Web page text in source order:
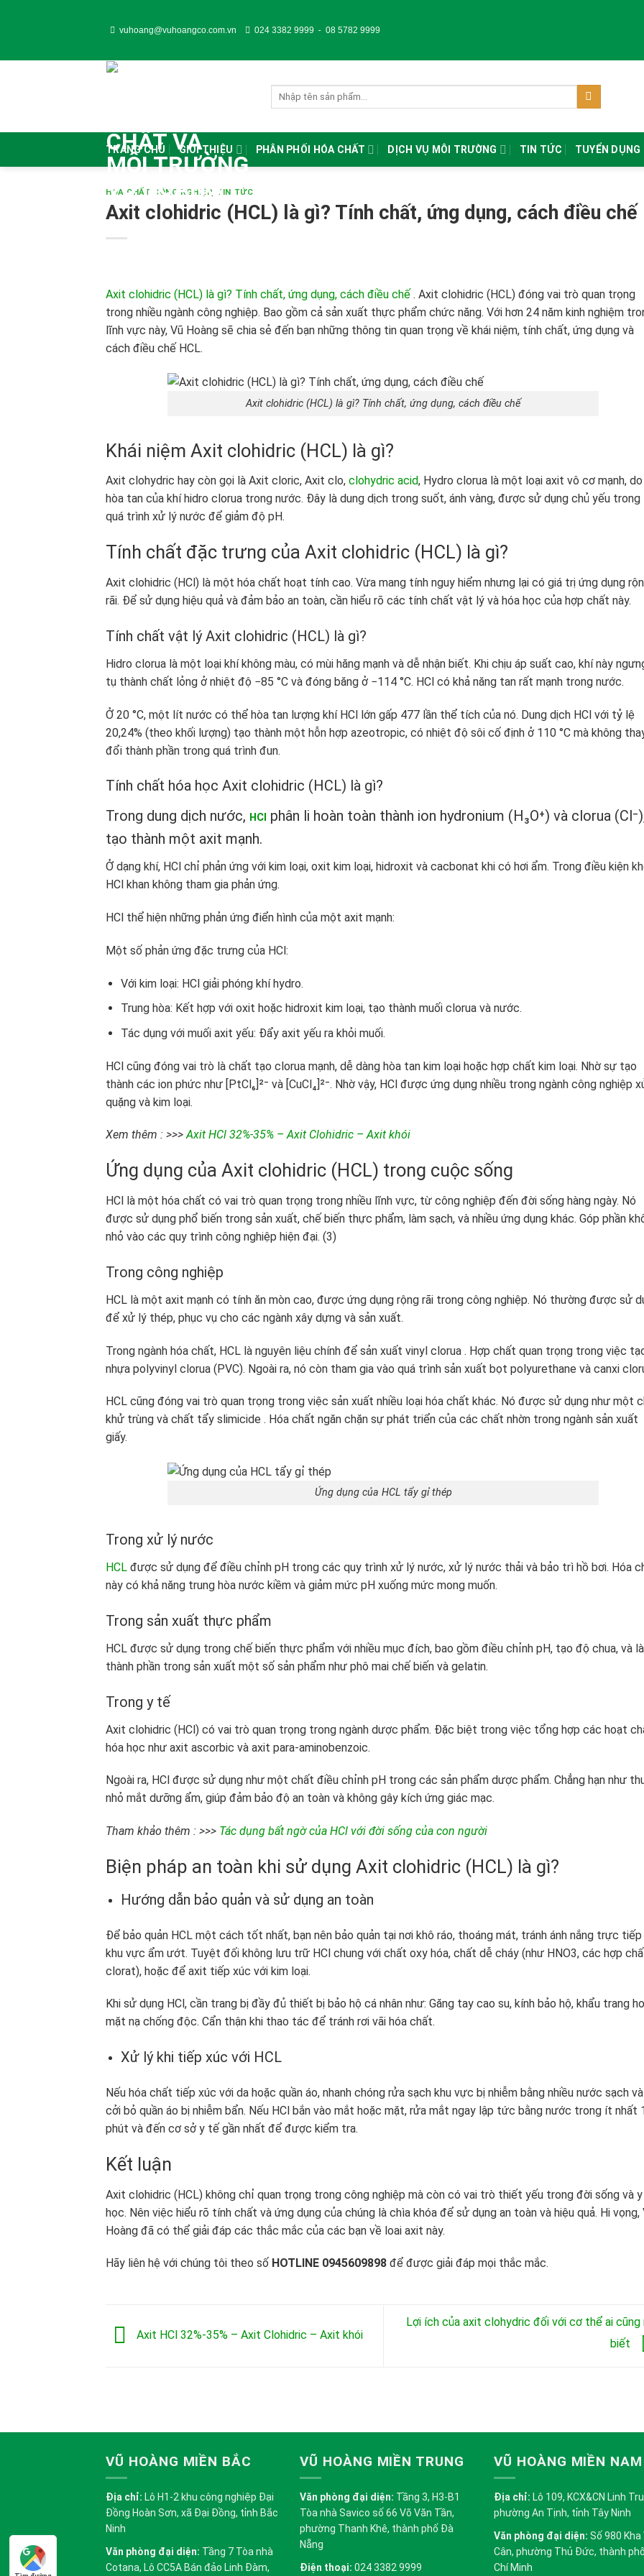
vuhoang@vuhoangco.com.vn 024 3382 9999 - 08 5782 9999
TRANG CHỦ GIỚI THIỆU PHÂN PHỐI HÓA CHẤT DỊCH VỤ MÔI TRƯỜNG TIN TỨC TUYỂN DỤNG
HÓA CHẤT CÔNG NGHIỆP, TIN TỨC
Axit clohidric (HCL) là gì? Tính chất, ứng dụng, cách điều chế
Axit clohidric (HCL) là gì? Tính chất, ứng dụng, cách điều chế . Axit clohidric (HCL) đóng vai trò quan trọng
trong nhiều ngành công nghiệp. Bao gồm cả sản xuất thực phẩm chức năng. Với hơn 24 năm kinh nghiệm
lĩnh vực này, Vũ Hoàng sẽ chia sẻ đến bạn những thông tin quan trọng về khái niệm, tính chất, ứng dụng và
cách điều chế HCL.
Axit clohidric (HCL) là gì? Tính chất, ứng dụng, cách điều chế
Khái niệm Axit clohidric (HCL) là gì?
Axit clohydric hay còn gọi là Axit cloric, Axit clo, clohydric acid, Hydro clorua là một loại axit vô cơ mạnh,
hòa tan của khí hidro clorua trong nước. Đây là dung dịch trong suốt, ánh vàng, được sử dụng chủ yếu trong
quá trình xử lý nước để giảm độ pH.
Tính chất đặc trưng của Axit clohidric (HCL) là gì?
Axit clohidric (HCl) là một hóa chất hoạt tính cao. Vừa mang tính nguy hiểm nhưng lại có giá trị ứng dụng
rãi. Để sử dụng hiệu quả và đảm bảo an toàn, cần hiểu rõ các tính chất vật lý và hóa học của hợp chất này.
Tính chất vật lý Axit clohidric (HCL) là gì?
Hidro clorua là một loại khí không màu, có mùi hăng mạnh và dễ nhận biết. Khi chịu áp suất cao, khí này
tụ thành chất lỏng ở nhiệt độ −85 °C và đóng băng ở −114 °C. HCl có khả năng tan rất mạnh trong nước.
Ở 20 °C, một lít nước có thể hòa tan lượng khí HCl lớn gấp 477 lần thể tích của nó. Dung dịch HCl với tỷ lệ
20,24% (theo khối lượng) tạo thành một hỗn hợp azeotropic, có nhiệt độ sôi cố định ở 110 °C mà không
đổi thành phần trong quá trình đun.
Tính chất hóa học Axit clohidric (HCL) là gì?
Trong dung dịch nước, HCl phân li hoàn toàn thành ion hydronium (H₃O⁺) và clorua
tạo thành một axit mạnh.
Ở dạng khí, HCl chỉ phản ứng với kim loại, oxit kim loại, hidroxit và cacbonat khi có hơi ẩm. Trong điều kiện
HCl khan không tham gia phản ứng.
HCl thể hiện những phản ứng điển hình của một axit mạnh:
Một số phản ứng đặc trưng của HCl:
Với kim loại: HCl giải phóng khí hydro.
Trung hòa: Kết hợp với oxit hoặc hidroxit kim loại, tạo thành muối clorua và nước.
Tác dụng với muối axit yếu: Đẩy axit yếu ra khỏi muối.
HCl cũng đóng vai trò là chất tạo clorua mạnh, dễ dàng hòa tan kim loại hoặc hợp chất kim loại. Nhờ sự tạo
thành các ion phức như [PtCl₆]²⁻ và [CuCl₄]²⁻. Nhờ vậy, HCl được ứng dụng nhiều trong ngành công nghiệp
quặng và kim loại.
Xem thêm : >>>Axit HCl 32%-35% – Axit Clohidric – Axit khói
Ứng dụng của Axit clohidric (HCL) trong cuộc sống
HCl là một hóa chất có vai trò quan trọng trong nhiều lĩnh vực, từ công nghiệp đến đời sống hàng ngày. Nó
được sử dụng phổ biến trong sản xuất, chế biến thực phẩm, làm sạch, và nhiều ứng dụng khác. Góp phần
nhỏ vào các quy trình công nghiệp hiện đại. (3)
Trong công nghiệp
HCL là một axit mạnh có tính ăn mòn cao, được ứng dụng rộng rãi trong công nghiệp. Nó thường được sử
để xử lý thép, phục vụ cho các ngành xây dựng và sản xuất.
Trong ngành hóa chất, HCL là nguyên liệu chính để sản xuất vinyl clorua . Hợp chất quan trọng trong việc
nhựa polyvinyl clorua (PVC). Ngoài ra, nó còn tham gia vào quá trình sản xuất bọt polyurethane và canxi
HCL cũng đóng vai trò quan trọng trong việc sản xuất nhiều loại hóa chất khác. Nó được sử dụng như một
khử trùng và chất tẩy slimicide . Hóa chất ngăn chặn sự phát triển của các chất nhờn trong ngành sản xuất
giấy.
Ứng dụng của HCL tẩy gỉ thép
Trong xử lý nước
HCL được sử dụng để điều chỉnh pH trong các quy trình xử lý nước, xử lý nước thải và bảo trì hồ bơi. Hóa
này có khả năng trung hòa nước kiềm và giảm mức pH xuống mức mong muốn.
Trong sản xuất thực phẩm
HCL được sử dụng trong chế biến thực phẩm với nhiều mục đích, bao gồm điều chỉnh pH, tạo độ chua, và
thành phần trong sản xuất một số sản phẩm như phô mai chế biến và gelatin.
Trong y tế
Axit clohidric (HCl) có vai trò quan trọng trong ngành dược phẩm. Đặc biệt trong việc tổng hợp các hoạt
hóa học như axit ascorbic và axit para-aminobenzoic.
Ngoài ra, HCl được sử dụng như một chất điều chỉnh pH trong các sản phẩm dược phẩm. Chẳng hạn như
nhỏ mắt dưỡng ẩm, giúp đảm bảo độ an toàn và không gây kích ứng giác mạc.
Tham khảo thêm : >>> Tác dụng bất ngờ của HCl với đời sống của con người
Biện pháp an toàn khi sử dụng Axit clohidric (HCL) là gì?
Hướng dẫn bảo quản và sử dụng an toàn
Để bảo quản HCL một cách tốt nhất, bạn nên bảo quản tại nơi khô ráo, thoáng mát, tránh ánh nắng trực tiếp
khu vực ẩm ướt. Tuyệt đối không lưu trữ HCl chung với chất oxy hóa, chất dễ cháy (như HNO3, các hợp
clorat), hoặc để axit tiếp xúc với kim loại.
Khi sử dụng HCl, cần trang bị đầy đủ thiết bị bảo hộ cá nhân như: Găng tay cao su, kính bảo hộ, khẩu trang
mặt nạ chống độc. Cẩn thận khi thao tác để tránh rơi vãi hóa chất.
Xử lý khi tiếp xúc với HCL
Nếu hóa chất tiếp xúc với da hoặc quần áo, nhanh chóng rửa sạch khu vực bị nhiễm bằng nhiều nước sạch và
cởi bỏ quần áo bị nhiễm bẩn. Nếu HCl bắn vào mắt hoặc mặt, rửa mắt ngay lập tức bằng nước trong ít nhất
phút và đến cơ sở y tế gần nhất để được kiểm tra.
Kết luận
Axit clohidric (HCL) không chỉ quan trọng trong công nghiệp mà còn có vai trò thiết yếu trong đời sống và y
học. Nên việc hiểu rõ tính chất và ứng dụng của chúng là chìa khóa để sử dụng an toàn và hiệu quả. Hi vọng,
Hoàng đã có thể giải đáp các thắc mắc của các bạn về loai axit này.
Hãy liên hệ với chúng tôi theo số HOTLINE 0945609898 để được giải đáp mọi thắc mắc.
Axit HCl 32%-35% – Axit Clohidric – Axit khói
Lợi ích của axit clohydric đối với cơ thể ai cũng
biết
VŨ HOÀNG MIỀN BẮC
Địa chỉ: Lô H1-2 khu công nghiệp Đại
Đồng Hoàn Sơn, xã Đại Đồng, tỉnh Bắc
Ninh
Văn phòng đại diện: Tầng 7 Tòa nhà
Cotana, Lô CC5A Bán đảo Linh Đàm,
VŨ HOÀNG MIỀN TRUNG
Văn phòng đại diện: Tầng 3, H3-B1
Tòa nhà Savico số 66 Võ Văn Tần,
phường Thanh Khê, thành phố Đà
Nẵng
Điện thoại: 024 3382 9999
VŨ HOÀNG MIỀN NAM
Địa chỉ: Lô 109, KCX&CN Linh
phường An Tịnh, tỉnh Tây Ninh
Văn phòng đại diện: Số 980 Kha
Cân, phường Thủ Đức, thành
Chí Minh